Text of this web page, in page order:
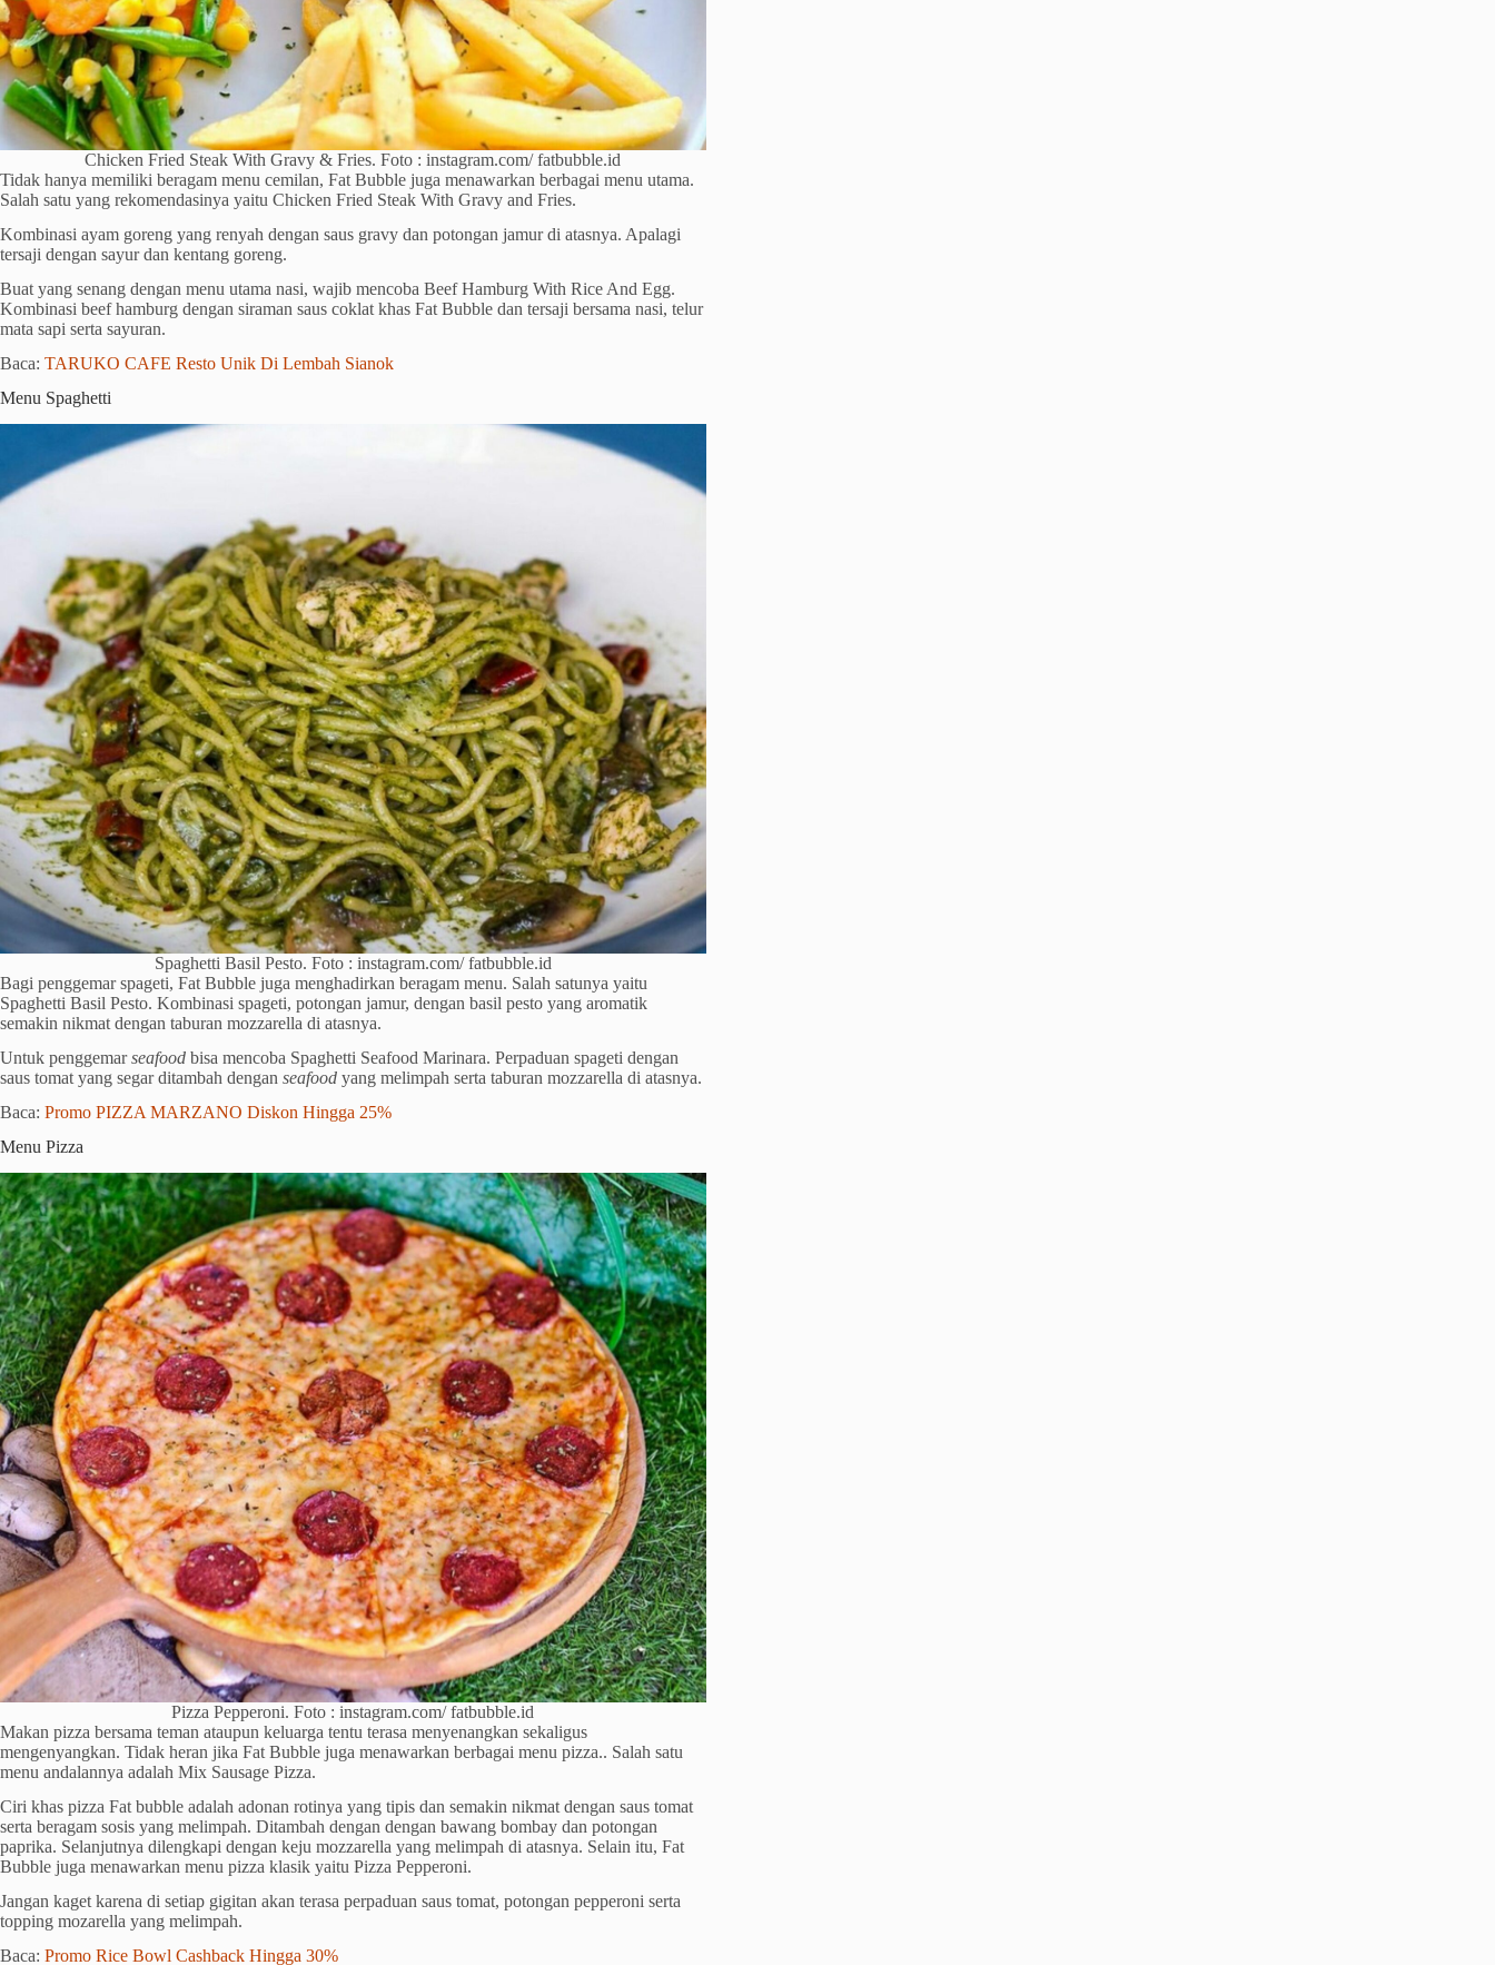
Chicken Fried Steak With Gravy & Fries. Foto : instagram.com/ fatbubble.id
Tidak hanya memiliki beragam menu cemilan, Fat Bubble juga menawarkan berbagai menu utama.
Salah satu yang rekomendasinya yaitu Chicken Fried Steak With Gravy and Fries.
Kombinasi ayam goreng yang renyah dengan saus gravy dan potongan jamur di atasnya. Apalagi
tersaji dengan sayur dan kentang goreng.
Buat yang senang dengan menu utama nasi, wajib mencoba Beef Hamburg With Rice And Egg.
Kombinasi beef hamburg dengan siraman saus coklat khas Fat Bubble dan tersaji bersama nasi, telur
mata sapi serta sayuran.
Baca: TARUKO CAFE Resto Unik Di Lembah Sianok
Menu Spaghetti
Spaghetti Basil Pesto. Foto : instagram.com/ fatbubble.id
Bagi penggemar spageti, Fat Bubble juga menghadirkan beragam menu. Salah satunya yaitu
Spaghetti Basil Pesto. Kombinasi spageti, potongan jamur, dengan basil pesto yang aromatik
semakin nikmat dengan taburan mozzarella di atasnya.
Untuk penggemarseafood bisa mencoba Spaghetti Seafood Marinara. Perpaduan spageti dengan
saus tomat yang segar ditambah dengan seafood yang melimpah serta taburan mozzarella di atasnya.
Baca: Promo PIZZA MARZANO Diskon Hingga 25%
Menu Pizza
Pizza Pepperoni. Foto : instagram.com/ fatbubble.id
Makan pizza bersama teman ataupun keluarga tentu terasa menyenangkan sekaligus
mengenyangkan. Tidak heran jika Fat Bubble juga menawarkan berbagai menu pizza.. Salah satu
menu andalannya adalah Mix Sausage Pizza.
Ciri khas pizza Fat bubble adalah adonan rotinya yang tipis dan semakin nikmat dengan saus tomat
serta beragam sosis yang melimpah. Ditambah dengan dengan bawang bombay dan potongan
paprika. Selanjutnya dilengkapi dengan keju mozzarella yang melimpah di atasnya. Selain itu, Fat
Bubble juga menawarkan menu pizza klasik yaitu Pizza Pepperoni.
Jangan kaget karena di setiap gigitan akan terasa perpaduan saus tomat, potongan pepperoni serta
topping mozarella yang melimpah.
Baca: Promo Rice Bowl Cashback Hingga 30%